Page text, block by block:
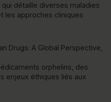
détaille diverses maladies
les approches cliniques
Drugs: A Global Perspective,
orphelins, des
enjeux éthiques liés aux